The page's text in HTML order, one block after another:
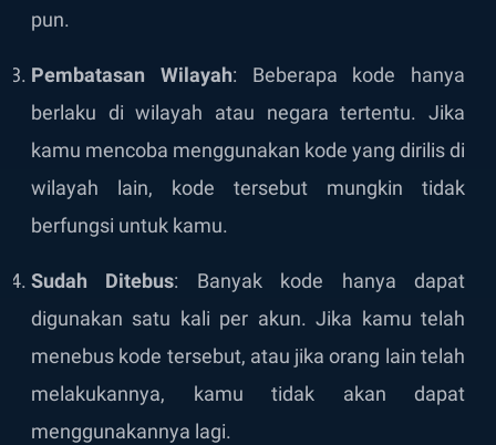
pun.
Pembatasan Wilayah: Beberapa kode hanya
berlaku di wilayah atau negara tertentu. Jika
kamu mencoba menggunakan kode yang dirilis di
wilayah lain, kode tersebut mungkin tidak
berfungsi untuk kamu.
Sudah Ditebus: Banyak kode hanya dapat
digunakan satu kali per akun. Jika kamu telah
menebus kode tersebut, atau jika orang lain telah
melakukannya, kamu tidak akan dapat
menggunakannya lagi.